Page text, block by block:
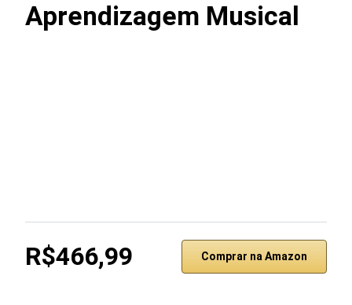
Aprendizagem Musical
R$466,99 Comprar na Amazon